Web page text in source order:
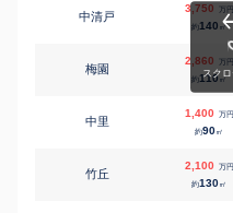
中清戸
3,750 万円
約140 ㎡
梅園
2,860 万円
約110㎡
中里
1,400 万円
約90㎡
竹丘
2,100 万円
約130㎡